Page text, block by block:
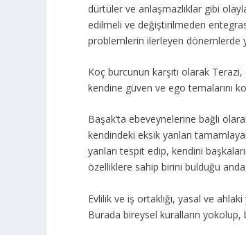
dürtüler ve anlaşmazlıklar gibi
edilmeli ve değiştirilmeden
problemlerin ilerleyen dönemlerde
Koç burcunun karşıtı olarak
kendine güven ve ego temalarını
Başak’ta ebeveynelerine bağlı
kendindeki eksik yanları
yanları tespit edip, kendini
özelliklere sahip birini bulduğu
Evlilik ve iş ortaklığı, yasal ve
Burada bireysel kuralların yokolup,